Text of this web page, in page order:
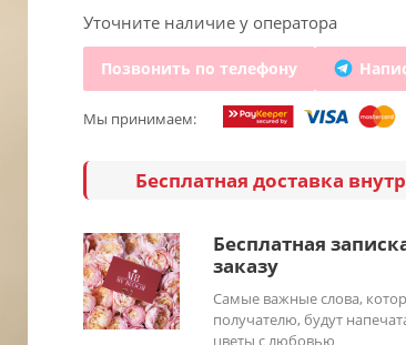
Уточните наличие у оператора
Позвонить по телефону
Мы принимаем:
Бесплатная доставка
Бесплатная
заказу
Самые важные слова,
получателю, будут
цветы с любовью